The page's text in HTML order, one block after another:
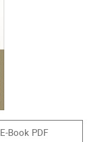
E-Book PDF